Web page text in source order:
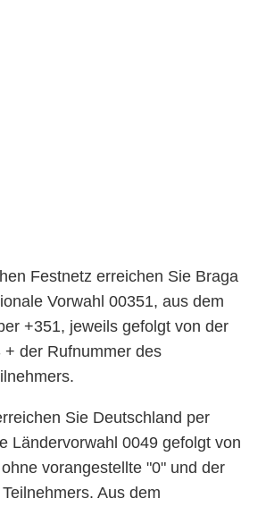
Festnetz erreichen Sie Braga
Vorwahl 00351, aus dem
+351, jeweils gefolgt von der
+ der Rufnummer des
Sie Deutschland per
Ländervorwahl 0049 gefolgt von
vorangestellte "0" und der
Aus dem